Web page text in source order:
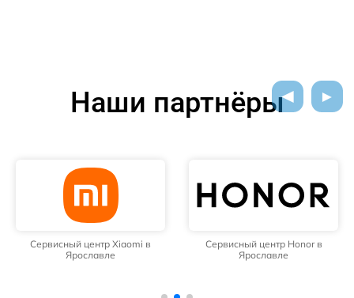
Наши партнёры
Сервисный центр Xiaomi в
Ярославле
Сервисный центр Honor в
Ярославле